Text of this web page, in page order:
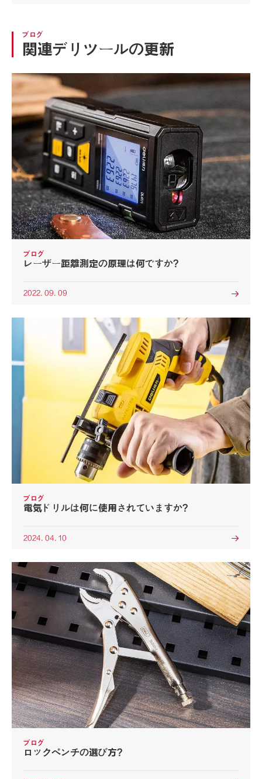
ブログ
関連デリツールの更新
ブログ
レーザー距離測定の原理は何ですか?
2022. 09. 09 
ブログ
電気ドリルは何に使用されていますか?
2024. 04. 10 
ブログ
ロックペンチの選び方?